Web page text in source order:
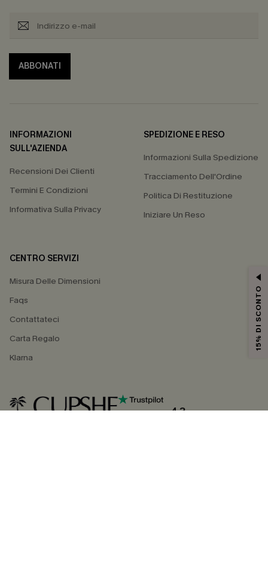
ABBONATI
INFORMAZIONI
SULL'AZIENDA
Recensioni Dei Clienti
Termini E Condizioni
Informativa Sulla Privacy
SPEDIZIONE E RESO
Informazioni Sulla Spedizione
Tracciamento Dell'Ordine
Politica Di Restituzione
Iniziare Un Reso
CENTRO SERVIZI
Misura Delle Dimensioni
Faqs
Contattateci
Carta Regalo
Klarna
4.3
15% DI SCONTO